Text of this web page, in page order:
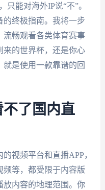
只能对海外IP说“不”。
的终极指南。我将一步
流畅观看各类体育赛事
来的世界杯，还是你心
是使用一款靠谱的回
了国内直
视频平台和直播APP，
频等，都受限于内容版
放内容的地理范围。你